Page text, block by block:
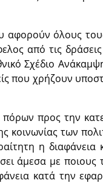
αφορούν όλους
από τις
Σχέδιο
που χρήζουν
προς την
κοινωνίας των
η διαφάνεια
άμεσα με ποιους
κατά την